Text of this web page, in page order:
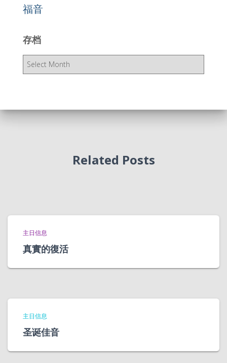
福音
存档
存
Related Posts
主日信息
真實的復活
主日信息
圣诞佳音